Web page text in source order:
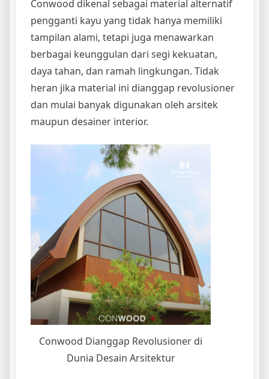
Conwood dikenal sebagai material alternatif
pengganti kayu yang tidak hanya memiliki
tampilan alami, tetapi juga menawarkan
berbagai keunggulan dari segi kekuatan,
daya tahan, dan ramah lingkungan. Tidak
heran jika material ini dianggap revolusioner
dan mulai banyak digunakan oleh arsitek
maupun desainer interior.
Conwood Dianggap Revolusioner di
Dunia Desain Arsitektur